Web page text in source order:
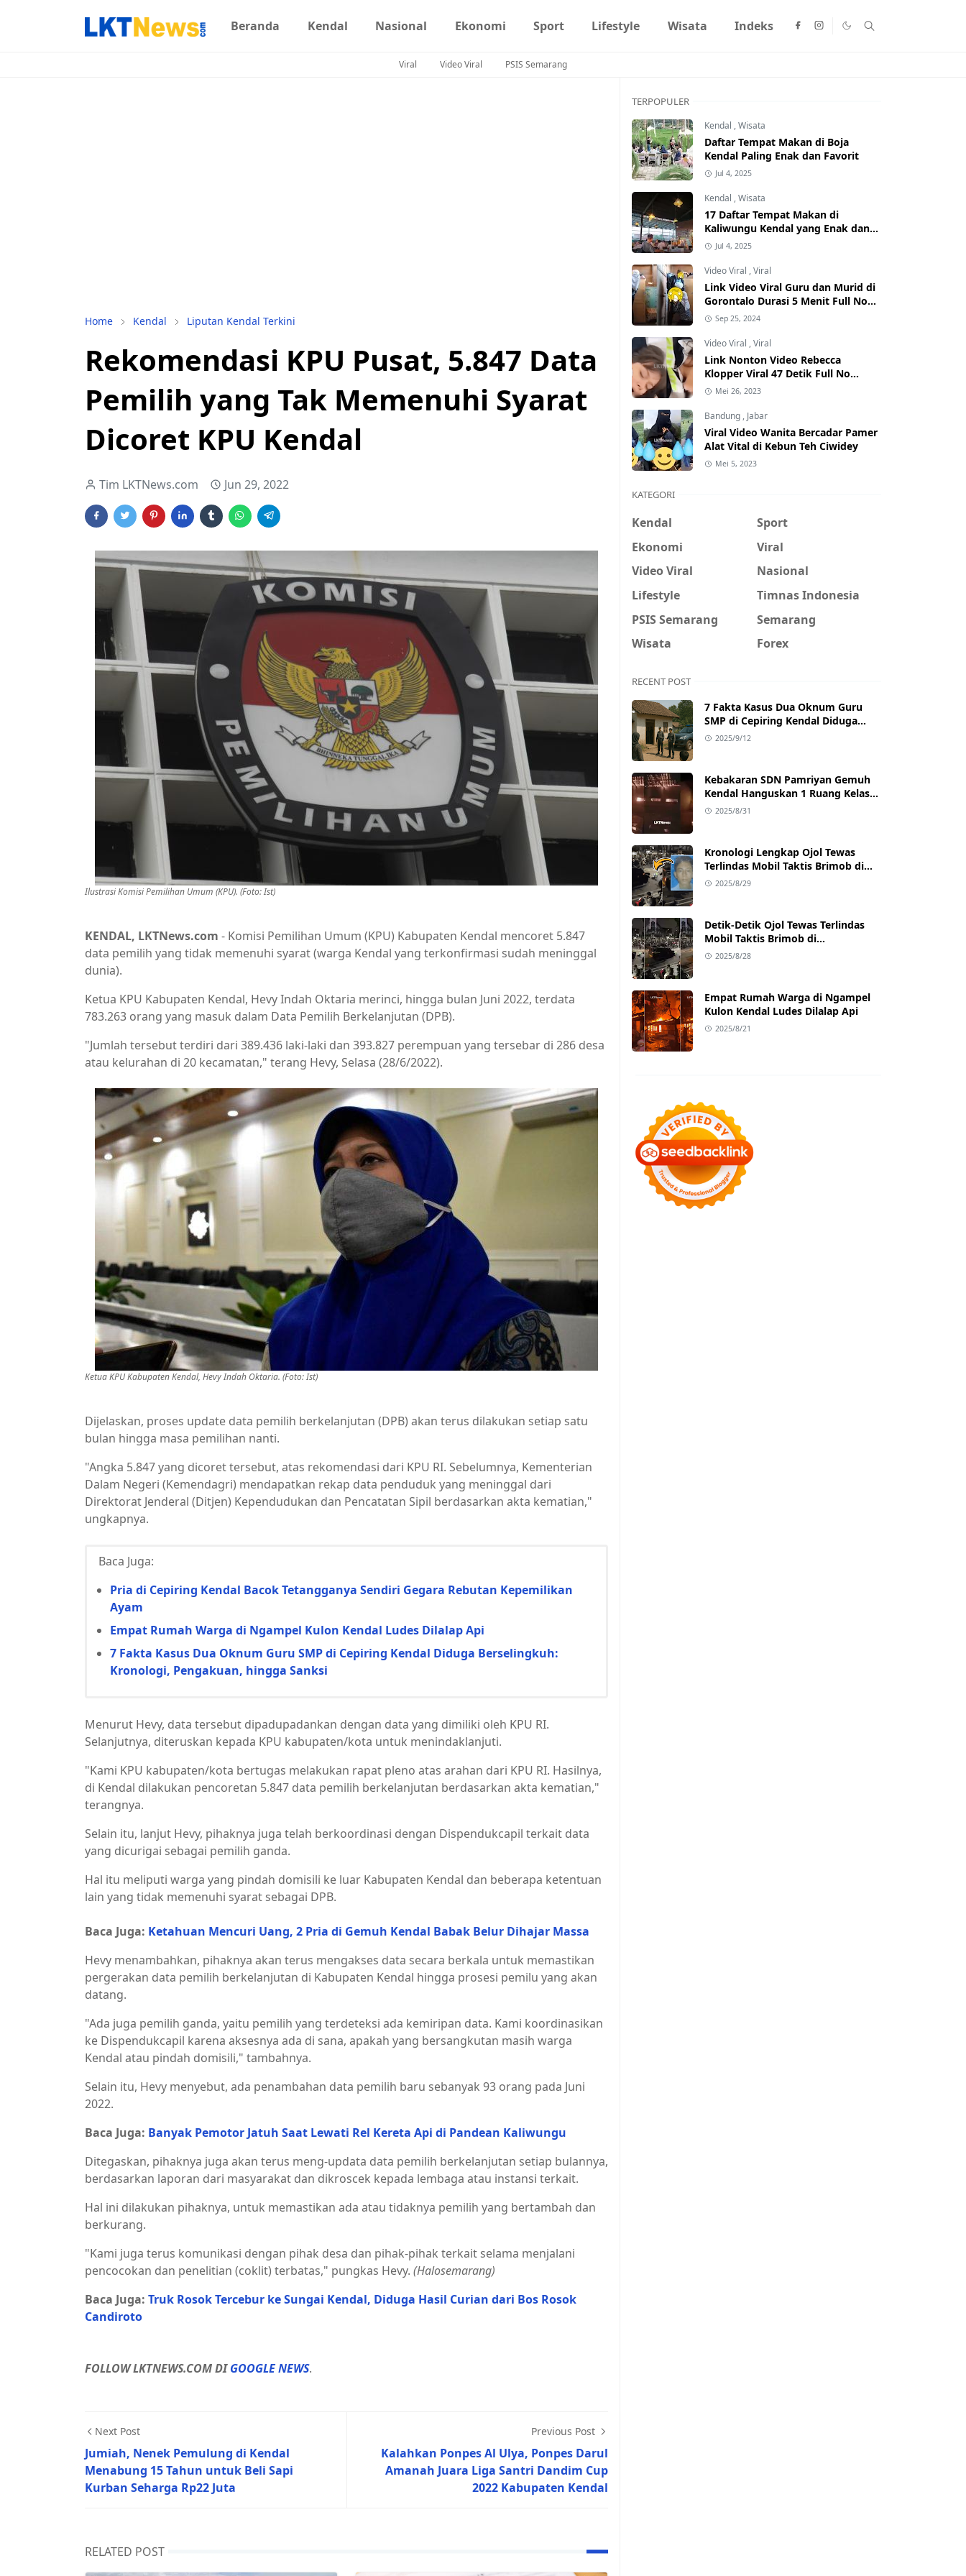
Beranda Kendal Nasional Ekonomi Sport Lifestyle Wisata Indeks
Viral Video Viral PSIS Semarang
Home Kendal Liputan Kendal Terkini
Rekomendasi KPU Pusat, 5.847 Data
Pemilih yang Tak Memenuhi Syarat
Dicoret KPU Kendal
Tim LKTNews.com Jun 29, 2022
Ilustrasi Komisi Pemilihan Umum (KPU). (Foto: Ist)
KENDAL, LKTNews.com - Komisi Pemilihan Umum (KPU) Kabupaten Kendal mencoret 5.847
data pemilih yang tidak memenuhi syarat (warga Kendal yang terkonfirmasi sudah meninggal
dunia).
Ketua KPU Kabupaten Kendal, Hevy Indah Oktaria merinci, hingga bulan Juni 2022, terdata
783.263 orang yang masuk dalam Data Pemilih Berkelanjutan (DPB).
"Jumlah tersebut terdiri dari 389.436 laki-laki dan 393.827 perempuan yang tersebar di 286 desa
atau kelurahan di 20 kecamatan," terang Hevy, Selasa (28/6/2022).
Ketua KPU Kabupaten Kendal, Hevy Indah Oktaria. (Foto: Ist)
Dijelaskan, proses update data pemilih berkelanjutan (DPB) akan terus dilakukan setiap satu
bulan hingga masa pemilihan nanti.
"Angka 5.847 yang dicoret tersebut, atas rekomendasi dari KPU RI. Sebelumnya, Kementerian
Dalam Negeri (Kemendagri) mendapatkan rekap data penduduk yang meninggal dari
Direktorat Jenderal (Ditjen) Kependudukan dan Pencatatan Sipil berdasarkan akta kematian,"
ungkapnya.
Baca Juga:
Pria di Cepiring Kendal Bacok Tetangganya Sendiri Gegara Rebutan Kepemilikan
Ayam
Empat Rumah Warga di Ngampel Kulon Kendal Ludes Dilalap Api
7 Fakta Kasus Dua Oknum Guru SMP di Cepiring Kendal Diduga Berselingkuh:
Kronologi, Pengakuan, hingga Sanksi
Menurut Hevy, data tersebut dipadupadankan dengan data yang dimiliki oleh KPU RI.
Selanjutnya, diteruskan kepada KPU kabupaten/kota untuk menindaklanjuti.
"Kami KPU kabupaten/kota bertugas melakukan rapat pleno atas arahan dari KPU RI. Hasilnya,
di Kendal dilakukan pencoretan 5.847 data pemilih berkelanjutan berdasarkan akta kematian,"
terangnya.
Selain itu, lanjut Hevy, pihaknya juga telah berkoordinasi dengan Dispendukcapil terkait data
yang dicurigai sebagai pemilih ganda.
Hal itu meliputi warga yang pindah domisili ke luar Kabupaten Kendal dan beberapa ketentuan
lain yang tidak memenuhi syarat sebagai DPB.
Baca Juga: Ketahuan Mencuri Uang, 2 Pria di Gemuh Kendal Babak Belur Dihajar Massa
Hevy menambahkan, pihaknya akan terus mengakses data secara berkala untuk memastikan
pergerakan data pemilih berkelanjutan di Kabupaten Kendal hingga prosesi pemilu yang akan
datang.
"Ada juga pemilih ganda, yaitu pemilih yang terdeteksi ada kemiripan data. Kami koordinasikan
ke Dispendukcapil karena aksesnya ada di sana, apakah yang bersangkutan masih warga
Kendal atau pindah domisili," tambahnya.
Selain itu, Hevy menyebut, ada penambahan data pemilih baru sebanyak 93 orang pada Juni
2022.
Baca Juga: Banyak Pemotor Jatuh Saat Lewati Rel Kereta Api di Pandean Kaliwungu
Ditegaskan, pihaknya juga akan terus meng-updata data pemilih berkelanjutan setiap bulannya,
berdasarkan laporan dari masyarakat dan dikroscek kepada lembaga atau instansi terkait.
Hal ini dilakukan pihaknya, untuk memastikan ada atau tidaknya pemilih yang bertambah dan
berkurang.
"Kami juga terus komunikasi dengan pihak desa dan pihak-pihak terkait selama menjalani
pencocokan dan penelitian (coklit) terbatas," pungkas Hevy. (Halosemarang)
Baca Juga: Truk Rosok Tercebur ke Sungai Kendal, Diduga Hasil Curian dari Bos Rosok
Candiroto
FOLLOW LKTNEWS.COM DIGOOGLE NEWS.
Next Post
Jumiah, Nenek Pemulung di Kendal
Menabung 15 Tahun untuk Beli Sapi
Kurban Seharga Rp22 Juta
Previous Post
Kalahkan Ponpes Al Ulya, Ponpes Darul
Amanah Juara Liga Santri Dandim Cup
2022 Kabupaten Kendal
RELATED POST
TERPOPULER
Kendal ,Wisata
Daftar Tempat Makan di Boja
Kendal Paling Enak dan Favorit
Jul 4, 2025
Kendal ,Wisata
17 Daftar Tempat Makan di
Kaliwungu Kendal yang Enak dan
Populer
Jul 4, 2025
Video Viral ,Viral
Link Video Viral Guru dan Murid di
Gorontalo Durasi 5 Menit Full No
Sensor Bertebaran di Internet,
Hati-Hati Phising!
Sep 25, 2024
Video Viral ,Viral
Link Nonton Video Rebecca
Klopper Viral 47 Detik Full No
Sensor Bertebaran di Internet,
Mei 26, 2023
Bandung , Jabar
Viral Video Wanita Bercadar Pamer
Alat Vital di Kebun Teh Ciwidey
Mei 5, 2023
KATEGORI
Kendal
Sport
Ekonomi
Viral
Video Viral
Nasional
Lifestyle
Timnas Indonesia
PSIS Semarang
Semarang
Wisata
Forex
RECENT POST
7 Fakta Kasus Dua Oknum Guru
SMP di Cepiring Kendal Diduga
Berselingkuh: Kronologi,
2025/9/12
Kebakaran SDN Pamriyan Gemuh
Kendal Hanguskan 1 Ruang Kelas
dan Toilet
2025/8/31
Kronologi Lengkap Ojol Tewas
Terlindas Mobil Taktis Brimob di
Pejompongan, Ternyata Sedang
2025/8/29
Detik-Detik Ojol Tewas Terlindas
Mobil Taktis Brimob di
Pejompongan, Viral di Medsos
2025/8/28
Empat Rumah Warga di Ngampel
Kulon Kendal Ludes Dilalap Api
2025/8/21